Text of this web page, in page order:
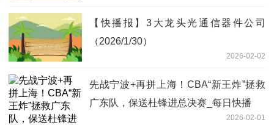
【快播报】3大龙头光通信器件公司
（2026/1/30）
2026-02-02
先战宁波+再拼上海！CBA“新王炸”拯救
广东队，保送杜锋进总决赛_每日快播
2026-02-01